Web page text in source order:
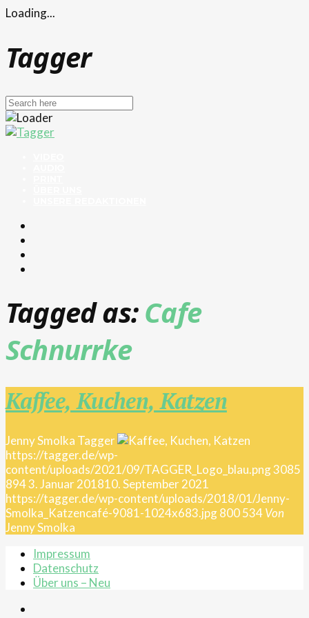
Loading...
Tagger
Tagged as:Cafe
Schnurrke
Kaffee, Kuchen, Katzen
Jenny Smolka Tagger
https://tagger.de/wp-
content/uploads/2021/09/TAGGER_Logo_blau.png3085
8943. Januar 201810. September 2021
https://tagger.de/wp-content/uploads/2018/01/Jenny-
Smolka_Katzencafé-9081-1024x683.jpg800534Von
Jenny Smolka
Impressum
Datenschutz
Über uns – Neu